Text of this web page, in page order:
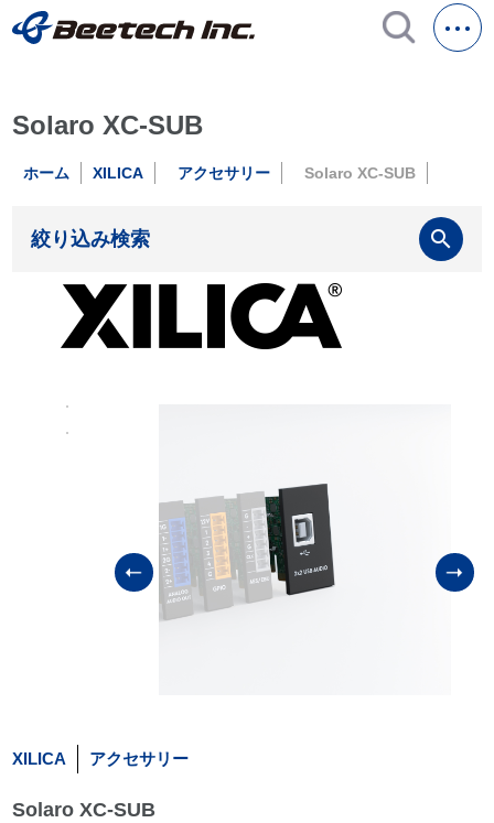
Solaro XC-SUB
ホーム XILICA アクセサリー Solaro XC-SUB
絞り込み検索 search
XILICA アクセサリー
Solaro XC-SUB